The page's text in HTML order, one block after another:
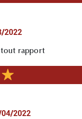
2022
tout rapport
2022